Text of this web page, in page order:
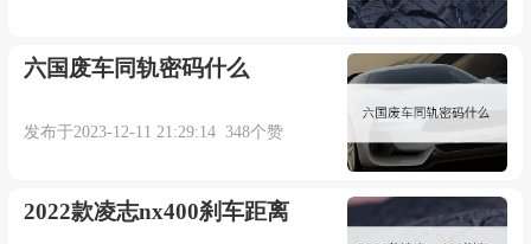
六国废车同轨密码什么
发布于2023-12-11 21:29:14 348个赞
2022款凌志nx400刹车距离